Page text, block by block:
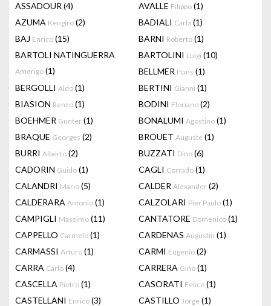
ASSADOUR (4) AVALLE Filippo (1)
AZUMA Kengiro (2) BADIALI Carla (1)
BAJ Enrico (15) BARNI Roberto (1)
BARTOLI NATINGUERRA
Amerigo (1)
BARTOLINI Luigi (10)
BELLMER Hans (1)
BERGOLLI Aldo (1) BERTINI Gianni (1)
BIASION Renzo (1) BODINI Floriano (2)
BOEHMER Gunter (1) BONALUMI Agostino (1)
BRAQUE Georges (2) BROUET Auguste (1)
BURRI Alberto (2) BUZZATI Dino (6)
CADORIN Guido (1) CAGLI Corrado (1)
CALANDRI Mario (5) CALDER Alexander (2)
CALDERARA Antonio (1) CALZOLARI Pier Paulo (1)
CAMPIGLI Massimo (11) CANTATORE Domenico (1)
CAPPELLO Carmelo (1) CARDENAS Augustin (1)
CARMASSI Arturo (1) CARMI Eugenio (2)
CARRA Carlo (4) CARRERA Gino (1)
CASCELLA Pietro (1) CASORATI Felice (1)
CASTELLANI Enrico (3) CASTILLO Jorge (1)